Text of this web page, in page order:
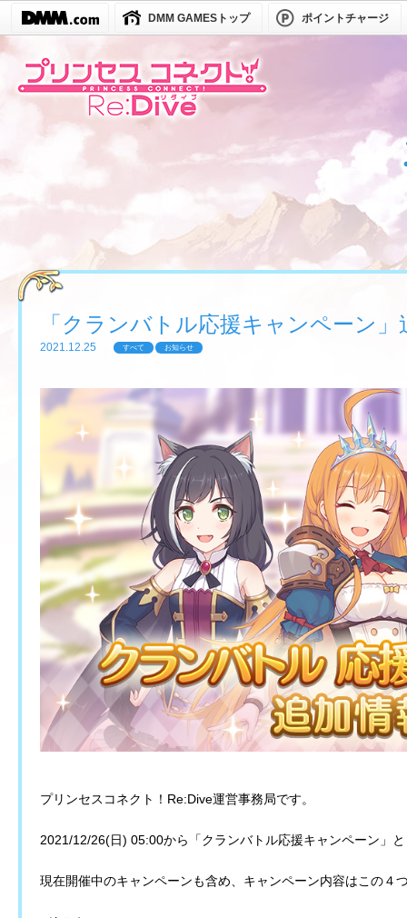
DMM GAMESトップ ポイントチャージ
「クランバトル応援キャンペーン」
2021.12.25 すべて お知らせ
プリンセスコネクト！Re:Dive運営事務局です。
2021/12/26(日) 05:00から「クランバトル応援キャンペーン」
現在開催中のキャンペーンも含め、キャンペーン内容はこの４